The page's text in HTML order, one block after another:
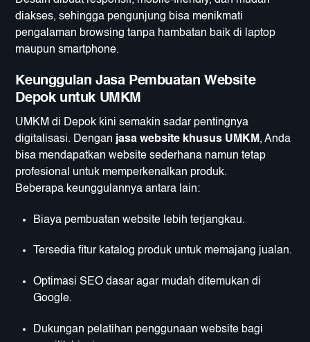
diakses, sehingga pengunjung bisa menikmati
pengalaman browsing tanpa hambatan baik di laptop
maupun smartphone.
Keunggulan Jasa Pembuatan Website
Depok untuk UMKM
UMKM di Depok kini semakin sadar pentingnya
digitalisasi. Dengan jasa website khusus UMKM , Anda
bisa mendapatkan website sederhana namun tetap
profesional untuk memperkenalkan produk.
Beberapa keunggulannya antara lain:
Biaya pembuatan website lebih terjangkau.
Tersedia fitur katalog produk untuk memajang jualan.
Optimasi SEO dasar agar mudah ditemukan di
Google.
Dukungan pelatihan penggunaan website bagi